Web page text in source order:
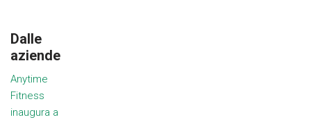
Dalle
aziende
Anytime
Fitness
inaugura a